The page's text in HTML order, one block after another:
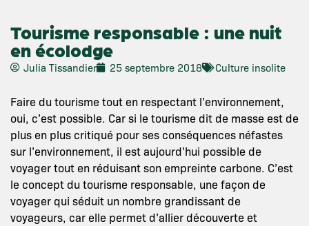
Tourisme responsable : une nuit
en écolodge
Julia Tissandier 25 septembre 2018 Culture insolite
Faire du tourisme tout en respectant l’environnement,
oui, c’est possible. Car si le tourisme dit de masse est de
plus en plus critiqué pour ses conséquences néfastes
sur l’environnement, il est aujourd’hui possible de
voyager tout en réduisant son empreinte carbone. C’est
le concept du tourisme responsable, une façon de
voyager qui séduit un nombre grandissant de
voyageurs, car elle permet d’allier découverte et